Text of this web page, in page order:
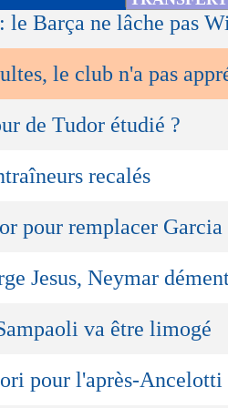
: le Barça ne lâche pas
le club n'a pas
de Tudor étudié ?
recalés
pour remplacer Garcia
Jesus, Neymar
va être limogé
pour l'après-Ancelotti